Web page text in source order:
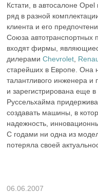
Кстати, в автосалоне
ряд в разной
клиента и его
Союза автотранспортных
входят фирмы,
дилерами Chevrolet
старейших в Европе. Она
талантливого инженера
и зарегистрирована еще
Руссельхайма
создавать машины, в
надежность,
С годами ни одна из
потеряла своей
06.06.2007